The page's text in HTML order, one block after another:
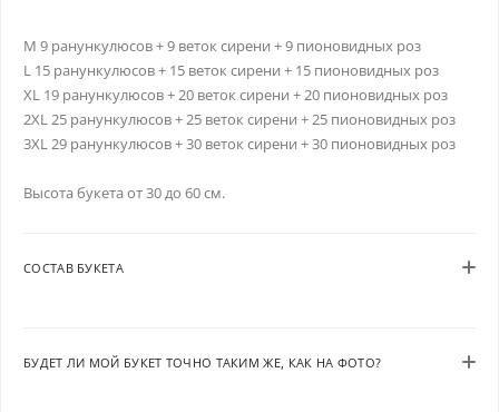
M 9 ранункулюсов + 9 веток сирени + 9 пионовидных роз
L 15 ранункулюсов + 15 веток сирени + 15 пионовидных роз
XL 19 ранункулюсов + 20 веток сирени + 20 пионовидных роз
2XL 25 ранункулюсов + 25 веток сирени + 25 пионовидных роз
3XL 29 ранункулюсов + 30 веток сирени + 30 пионовидных роз
Высота букета от 30 до 60 см.
СОСТАВ БУКЕТА
БУДЕТ ЛИ МОЙ БУКЕТ ТОЧНО ТАКИМ ЖЕ, КАК НА ФОТО?